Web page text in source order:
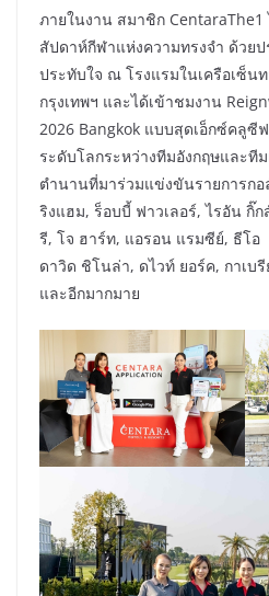
ภายในงาน สมาชิก CentaraThe1
สัปดาห์กีฬาแห่งความทรงจำ ด้วย
ประทับใจ ณ โรงแรมในเครือเซ็น
กรุงเทพฯ และได้เข้าชมงาน
2026 Bangkok แบบสุดเอ็กซ์คลูซี
ระดับโลกระหว่างทีมอังกฤษและที
ตำนานที่มาร่วมแข่งขันรายการก
ริงแฮม, ร็อบบี้ ฟาวเลอร์, ไรอัน กิ๊ก
รี, โจ ฮาร์ท, แอรอน แรมซีย์, ธีโ
ดาวิด ชิโนล่า, ดไวท์ ยอร์ค, กาเบ
และอีกมากมาย